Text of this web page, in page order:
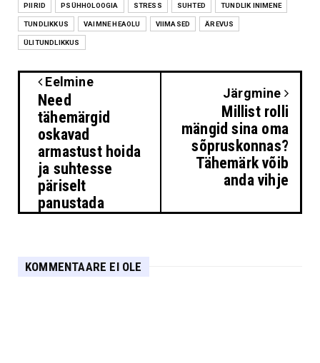
PIIRID PSÜHHOLOOGIA STRESS SUHTED TUNDLIK INIMENE
TUNDLIKKUS VAIMNE HEAOLU VIIMASED ÄREVUS
ÜLITUNDLIKKUS
Eelmine
Need
tähemärgid
oskavad
armastust hoida
ja suhtesse
päriselt
panustada
Järgmine
Millist rolli
mängid sina oma
sõpruskonnas?
Tähemärk võib
anda vihje
KOMMENTAARE EI OLE